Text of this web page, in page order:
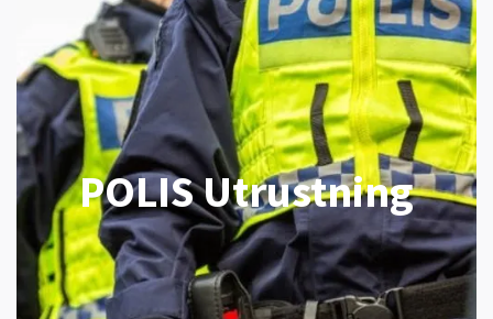
POLIS Utrustning